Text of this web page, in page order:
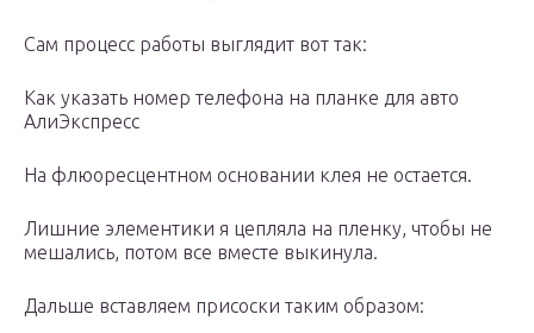
Сам процесс работы выглядит вот так:
Как указать номер телефона на планке для авто
АлиЭкспресс
На флюоресцентном основании клея не остается.
Лишние элементики я цепляла на пленку, чтобы не
мешались, потом все вместе выкинула.
Дальше вставляем присоски таким образом: